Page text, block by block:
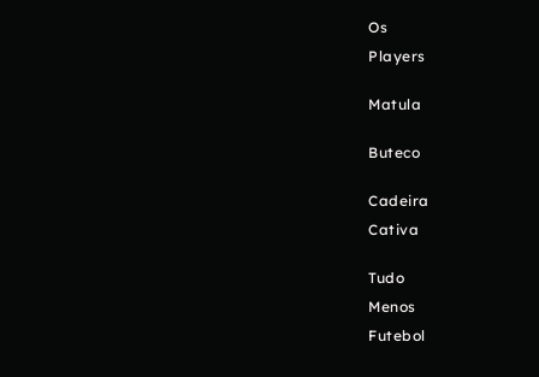
Os
Players
Matula
Buteco
Cadeira
Cativa
Tudo
Menos
Futebol